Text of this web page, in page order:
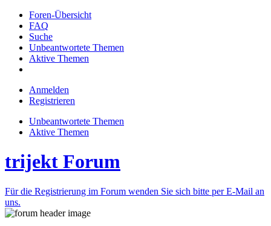
Foren-Übersicht
FAQ
Suche
Unbeantwortete Themen
Aktive Themen
Anmelden
Registrieren
Unbeantwortete Themen
Aktive Themen
trijekt Forum
Für die Registrierung im Forum wenden Sie sich bitte per E-Mail an
uns.